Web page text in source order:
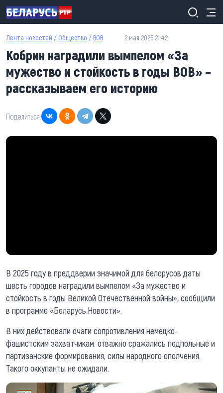
Перейти к основному содержанию
Лента новостей / Общество / ВОВ 2 мая 2025 21:42
Кобрин наградили вымпелом «За
мужество и стойкость в годы ВОВ» –
рассказываем его историю
Поделиться:
В 2025 году в преддверии значимой для белорусов даты
шесть городов наградили вымпелом «За мужество и
стойкость в годы Великой Отечественной войны», сообщили
в программе «Беларусь.Новости».
В них действовали очаги сопротивления немецко-
фашистским захватчикам: отважно сражались подпольные и
партизанские формирования, силы народного ополчения.
Такого оккупанты не ожидали.